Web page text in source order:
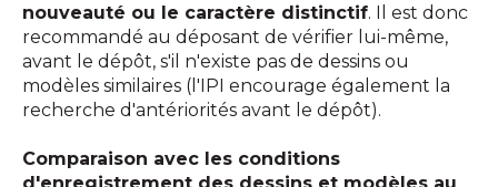
nouveauté ou le caractère distinctif. Il est donc
recommandé au déposant de vérifier lui-même,
avant le dépôt, s'il n'existe pas de dessins ou
modèles similaires (l'IPI encourage également la
recherche d'antériorités avant le dépôt).
Comparaison avec les conditions